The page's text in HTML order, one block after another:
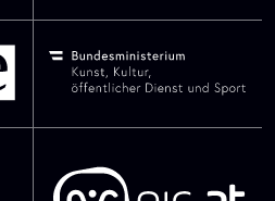
SVG Datei